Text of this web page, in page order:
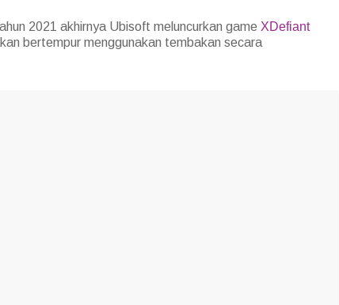
2021 akhirnya Ubisoft meluncurkan game XDefiant
bertempur menggunakan tembakan secara